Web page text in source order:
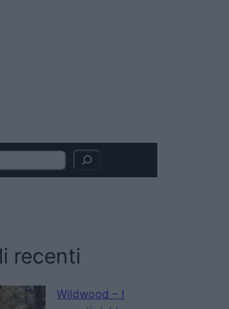
recenti
Wildwood – I